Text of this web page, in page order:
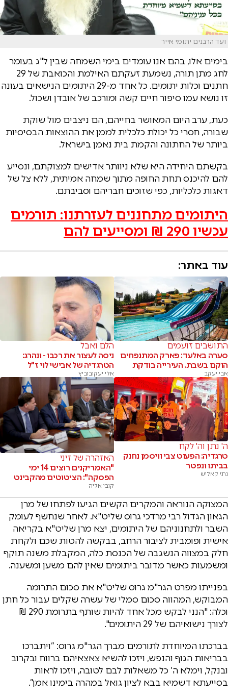
ועד הרבנים יתומי אייר
בימים אלו, בהם אנו עומדים בימי השמחה שבין ל"ג בעומר
לחג מתן תורה, נשמעת זעקתם האילמת והכואבת של 29
חתנים וכלות יתומים. כל אחד מ-29 היתומים הנישאים בעונה
זו נושא עמו סיפור חיים קשה ומורכב של אובדן ושכול.
כעת, ערב היום המאושר בחייהם, הם ניצבים מול שוקת
שבורה, חסרי כל יכולת כלכלית לממן את ההוצאות הבסיסיות
ביותר של החתונה והקמת בית נאמן בישראל.
בקשתם היחידה היא שלא ניוותר אדישים למצוקתם, ונסייע
להם להיכנס תחת החופה מתוך שמחה אמיתית, ללא צל של
דאגות כלכליות, כפי שזוכים חבריהם וסביבתם.
היתומים מתחננים לעזרתנו: תורמים
עכשיו 290 ₪ ומסייעים להם
עוד באתר:
התושבים זועמים
סערה באלעד: פארק המתנפחים
הוקם בשבת. העירייה בודקת
אבי יעקב
הלם ואבל
ניסה לעצור את רכבו - ונהרג:
הטרגדיה של אבישי לוי ז"ל
אלי יעקובוביץ
ה' נתן וה' לקח
טרגדיה: הפעוט צבי וויסמן נחנק
בביתו ונפטר
נתי קאליש
האזהרה של זיני
"האמריקנים רוצים 14 ימי
הפסקה": הציטוטים מהקבינט
קובי אליה
המצוקה הנוראה והמקרים הקשים הגיעו לפתחו של מרן
הגאון הגדול רבי מרדכי גרוס שליט"א. לאחר שנחשף לעומק
השבר ולתחנוניהם של היתומים, יצא מרן שליט"א בקריאה
אישית ופומבית לציבור הרחב, בבקשה להטות שכם ולקחת
חלק במצווה הנשגבה של הכנסת כלה, המקבלת משנה תוקף
ומשמעות כאשר מדובר ביתומים שאין להם משען ומשענה.
בפנייתו מפרט הגר"מ גרוס שליט"א את סכום התרומה
המבוקש, המהווה סכום סמלי של עשרה שקלים עבור כל חתן
וכלה: "הנני לבקש מכל אחד להיות שותף בתרומת 290 ₪
לצורך נישואיהם של 29 היתומים".
בברכתו המיוחדת לתורמים מברך הגר"מ גרוס: “ויתברכו
בבריאות הגוף והנפש, ויזכו להשיא צאצאיהם ברווח ובקרוב
ובנקל, וימלא ה’ כל משאלות לבם לטובה, ויזכו לראות
בסייעתא דשמיא בבא לציון גואל במהרה בימינו אמן”.